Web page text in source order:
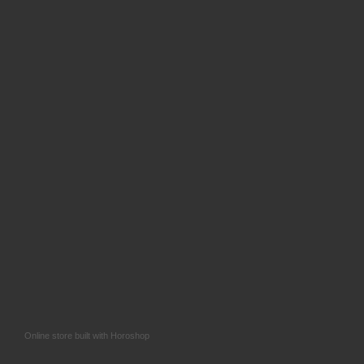
Online store built with Horoshop